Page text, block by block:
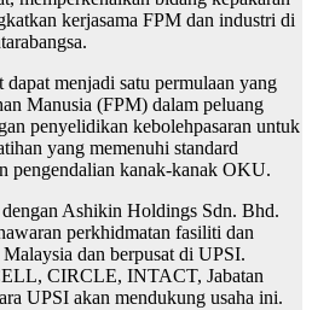
kerjasama FPM dan industri di
menjadi satu permulaan yang
Manusia (FPM) dalam peluang
penyelidikan kebolehpasaran untuk
yang memenuhi standard
pengendalian kanak-kanak OKU.
Ashikin Holdings Sdn. Bhd.
perkhidmatan fasiliti dan
dan berpusat di UPSI.
CIRCLE, INTACT, Jabatan
UPSI akan mendukung usaha ini.